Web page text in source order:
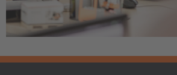
Australia
English
Japan